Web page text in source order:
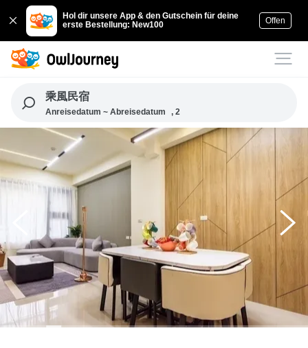
Hol dir unsere App & den Gutschein für deine
erste Bestellung: New100
Offen
乘風民宿
Anreisedatum ~ Abreisedatum , 2